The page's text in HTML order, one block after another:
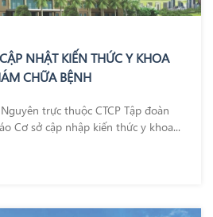
NHẬT KIẾN THỨC Y KHOA
CHỮA BỆNH
trực thuộc CTCP Tập đoàn
Cơ sở cập nhập kiến thức y khoa...